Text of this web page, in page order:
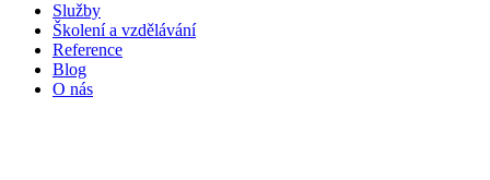
Služby
Školení a vzdělávání
Reference
Blog
O nás